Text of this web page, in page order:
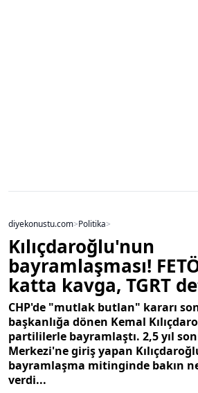
diyekonustu.com>Politika>
Kılıçdaroğlu'nun
bayramlaşması!
katta kavga, TGRT
CHP'de "mutlak butlan" kararı
başkanlığa dönen Kemal
partililerle bayramlaştı. 2,5 yıl
Merkezi'ne giriş yapan
bayramlaşma mitinginde bakın
verdi...